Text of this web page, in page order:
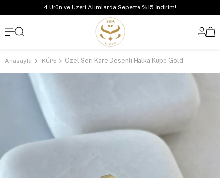
4 Ürün ve Üzeri Alımlarda Sepette %15 İndirim!
Anasayfa KÜPE Özel Seri Kare Desenli Halka Küpe Gold